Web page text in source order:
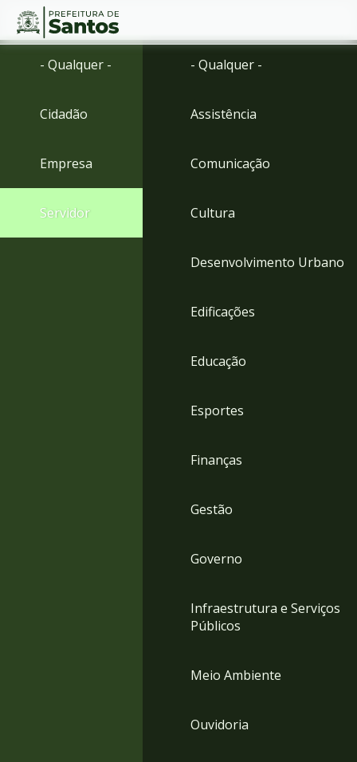
Ir
menu
para
Conteúdo
- Qualquer -
Cidadão
Empresa
Servidor
- Qualquer -
Assistência
Comunicação
Cultura
Desenvolvimento Urbano
Edificações
Educação
Esportes
Finanças
Gestão
Governo
Infraestrutura e Serviços
Públicos
Meio Ambiente
Ouvidoria